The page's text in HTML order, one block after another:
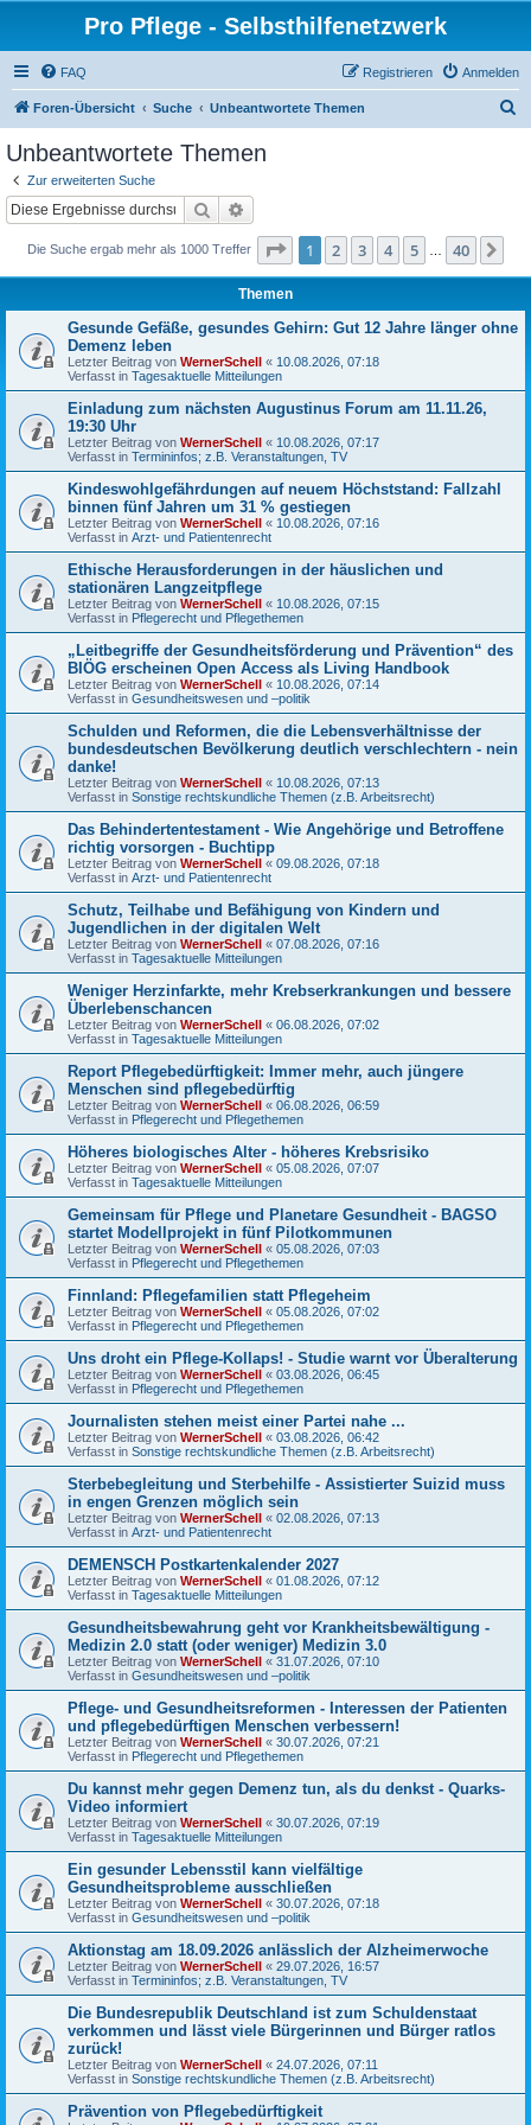
Pro Pflege - Selbsthilfenetzwerk
FAQ Anmelden
Registrieren
Foren-Übersicht Suche Unbeantwortete Themen
Unbeantwortete Themen
Zur erweiterten Suche
Suche
Die Suche ergab mehr als 1000 Treffer Seite 1von 40
1 2 3 4 5 40
Themen
Gesunde Gefäße, gesundes Gehirn: Gut 12 Jahre länger ohne
Demenz leben
Letzter Beitrag von WernerSchell « 10.08.2026, 07:18
Verfasst in Tagesaktuelle Mitteilungen
Einladung zum nächsten Augustinus Forum am 11.11.26,
19:30 Uhr
Letzter Beitrag von WernerSchell « 10.08.2026, 07:17
Verfasst in Termininfos; z.B. Veranstaltungen, TV
Kindeswohlgefährdungen auf neuem Höchststand: Fallzahl
binnen fünf Jahren um 31 % gestiegen
Letzter Beitrag von WernerSchell « 10.08.2026, 07:16
Verfasst in Arzt- und Patientenrecht
Ethische Herausforderungen in der häuslichen und
stationären Langzeitpflege
Letzter Beitrag von WernerSchell « 10.08.2026, 07:15
Verfasst in Pflegerecht und Pflegethemen
„Leitbegriffe der Gesundheitsförderung und Prävention“ des
BIÖG erscheinen Open Access als Living Handbook
Letzter Beitrag von WernerSchell « 10.08.2026, 07:14
Verfasst in Gesundheitswesen und –politik
Schulden und Reformen, die die Lebensverhältnisse der
bundesdeutschen Bevölkerung deutlich verschlechtern - nein
danke!
Letzter Beitrag von WernerSchell « 10.08.2026, 07:13
Verfasst in Sonstige rechtskundliche Themen (z.B. Arbeitsrecht)
Das Behindertentestament - Wie Angehörige und Betroffene
richtig vorsorgen - Buchtipp
Letzter Beitrag von WernerSchell « 09.08.2026, 07:18
Verfasst in Arzt- und Patientenrecht
Schutz, Teilhabe und Befähigung von Kindern und
Jugendlichen in der digitalen Welt
Letzter Beitrag von WernerSchell « 07.08.2026, 07:16
Verfasst in Tagesaktuelle Mitteilungen
Weniger Herzinfarkte, mehr Krebserkrankungen und bessere
Überlebenschancen
Letzter Beitrag von WernerSchell « 06.08.2026, 07:02
Verfasst in Tagesaktuelle Mitteilungen
Report Pflegebedürftigkeit: Immer mehr, auch jüngere
Menschen sind pflegebedürftig
Letzter Beitrag von WernerSchell « 06.08.2026, 06:59
Verfasst in Pflegerecht und Pflegethemen
Höheres biologisches Alter - höheres Krebsrisiko
Letzter Beitrag von WernerSchell « 05.08.2026, 07:07
Verfasst in Tagesaktuelle Mitteilungen
Gemeinsam für Pflege und Planetare Gesundheit - BAGSO
startet Modellprojekt in fünf Pilotkommunen
Letzter Beitrag von WernerSchell « 05.08.2026, 07:03
Verfasst in Pflegerecht und Pflegethemen
Finnland: Pflegefamilien statt Pflegeheim
Letzter Beitrag von WernerSchell « 05.08.2026, 07:02
Verfasst in Pflegerecht und Pflegethemen
Uns droht ein Pflege-Kollaps! - Studie warnt vor Überalterung
Letzter Beitrag von WernerSchell « 03.08.2026, 06:45
Verfasst in Pflegerecht und Pflegethemen
Journalisten stehen meist einer Partei nahe ...
Letzter Beitrag von WernerSchell « 03.08.2026, 06:42
Verfasst in Sonstige rechtskundliche Themen (z.B. Arbeitsrecht)
Sterbebegleitung und Sterbehilfe - Assistierter Suizid muss
in engen Grenzen möglich sein
Letzter Beitrag von WernerSchell « 02.08.2026, 07:13
Verfasst in Arzt- und Patientenrecht
DEMENSCH Postkartenkalender 2027
Letzter Beitrag von WernerSchell « 01.08.2026, 07:12
Verfasst in Tagesaktuelle Mitteilungen
Gesundheitsbewahrung geht vor Krankheitsbewältigung -
Medizin 2.0 statt (oder weniger) Medizin 3.0
Letzter Beitrag von WernerSchell « 31.07.2026, 07:10
Verfasst in Gesundheitswesen und –politik
Pflege- und Gesundheitsreformen - Interessen der Patienten
und pflegebedürftigen Menschen verbessern!
Letzter Beitrag von WernerSchell « 30.07.2026, 07:21
Verfasst in Pflegerecht und Pflegethemen
Du kannst mehr gegen Demenz tun, als du denkst - Quarks-
Video informiert
Letzter Beitrag von WernerSchell « 30.07.2026, 07:19
Verfasst in Tagesaktuelle Mitteilungen
Ein gesunder Lebensstil kann vielfältige
Gesundheitsprobleme ausschließen
Letzter Beitrag von WernerSchell « 30.07.2026, 07:18
Verfasst in Gesundheitswesen und –politik
Aktionstag am 18.09.2026 anlässlich der Alzheimerwoche
Letzter Beitrag von WernerSchell « 29.07.2026, 16:57
Verfasst in Termininfos; z.B. Veranstaltungen, TV
Die Bundesrepublik Deutschland ist zum Schuldenstaat
verkommen und lässt viele Bürgerinnen und Bürger ratlos
zurück!
Letzter Beitrag von WernerSchell « 24.07.2026, 07:11
Verfasst in Sonstige rechtskundliche Themen (z.B. Arbeitsrecht)
Prävention von Pflegebedürftigkeit